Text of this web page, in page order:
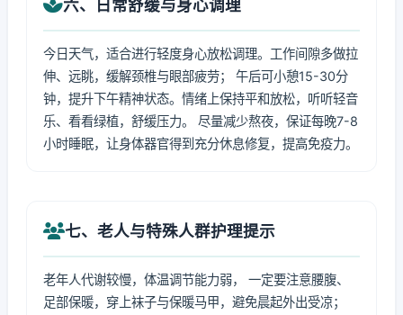
六、日常舒缓与身心调理
今日天气，适合进行轻度身心放松调理。工作间隙多做拉
伸、远眺，缓解颈椎与眼部疲劳； 午后可小憩15-30分
钟，提升下午精神状态。情绪上保持平和放松，听听轻音
乐、看看绿植，舒缓压力。 尽量减少熬夜，保证每晚7-8
小时睡眠，让身体器官得到充分休息修复，提高免疫力。
七、老人与特殊人群护理提示
老年人代谢较慢，体温调节能力弱， 一定要注意腰腹、
足部保暖，穿上袜子与保暖马甲，避免晨起外出受凉；